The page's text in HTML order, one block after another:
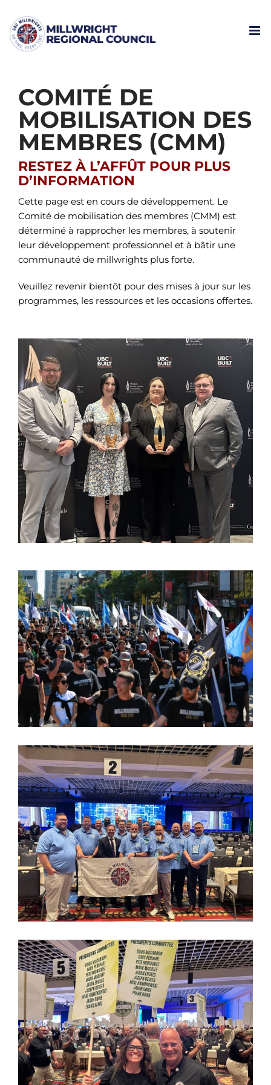
content
COMITÉ DE
MOBILISATION DES
MEMBRES (CMM)
RESTEZ À L’AFFÛT POUR PLUS
D’INFORMATION
Cette page est en cours de développement. Le
Comité de mobilisation des membres (CMM) est
déterminé à rapprocher les membres, à soutenir
leur développement professionnel et à bâtir une
communauté de millwrights plus forte.
Veuillez revenir bientôt pour des mises à jour sur les
programmes, les ressources et les occasions offertes.